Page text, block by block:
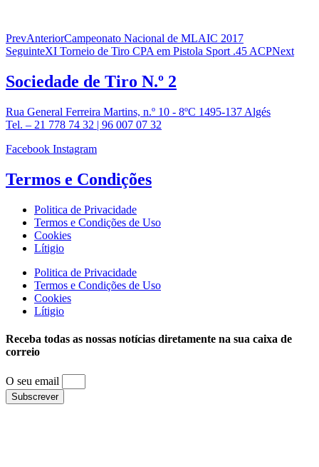
PrevAnteriorCampeonato Nacional de MLAIC 2017
SeguinteXI Torneio de Tiro CPA em Pistola Sport .45 ACPNext
Sociedade de Tiro N.º 2
Rua General Ferreira Martins, n.º 10 - 8ºC 1495-137 Algés
Tel. – 21 778 74 32 | 96 007 07 32
Facebook Instagram
Termos e Condições
Politica de Privacidade
Termos e Condições de Uso
Cookies
Lítigio
Politica de Privacidade
Termos e Condições de Uso
Cookies
Lítigio
Receba todas as nossas notícias diretamente na sua caixa de
correio
O seu email
Subscrever